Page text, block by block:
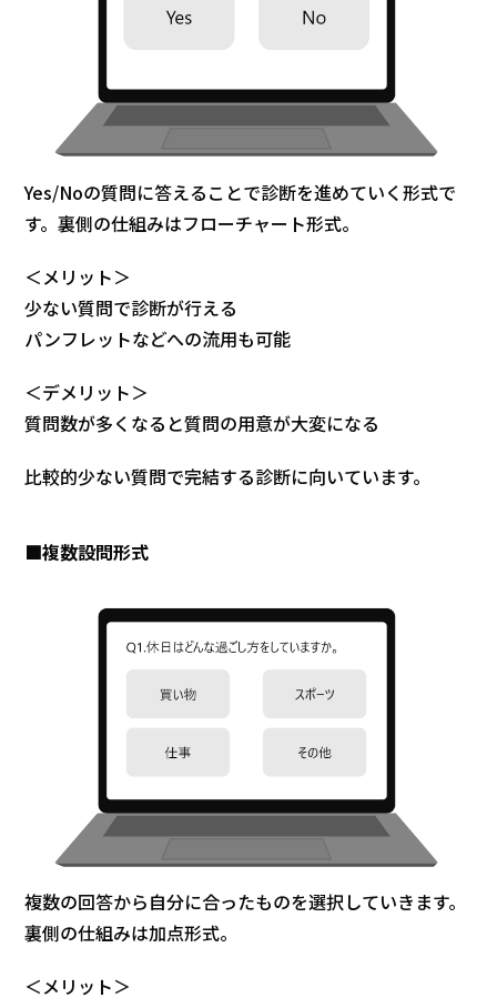
Yes/Noの質問に答えることで診断を進めていく形式で
す。裏側の仕組みはフローチャート形式。
＜メリット＞
少ない質問で診断が行える
パンフレットなどへの流用も可能
＜デメリット＞
質問数が多くなると質問の用意が大変になる
比較的少ない質問で完結する診断に向いています。
■複数設問形式
複数の回答から自分に合ったものを選択していきます。
裏側の仕組みは加点形式。
＜メリット＞